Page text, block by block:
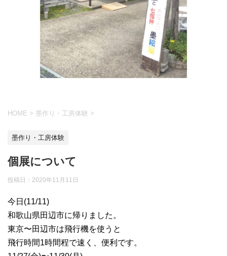
HOME > 墨作り・工房体験 >
墨作り・工房体験
個展について
投稿日： 2020年11月11日
今日(11/11)
和歌山県田辺市に帰りました。
東京〜田辺市は飛行機を使うと
飛行時間1時間程で速く、便利です。